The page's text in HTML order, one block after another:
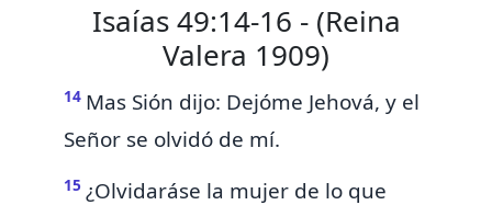
Isaías 49:14-16 - (Reina
Valera 1909)
14 Mas Sión dijo: Dejóme Jehová, y el
Señor se olvidó de mí.
15 ¿Olvidaráse la mujer de lo que